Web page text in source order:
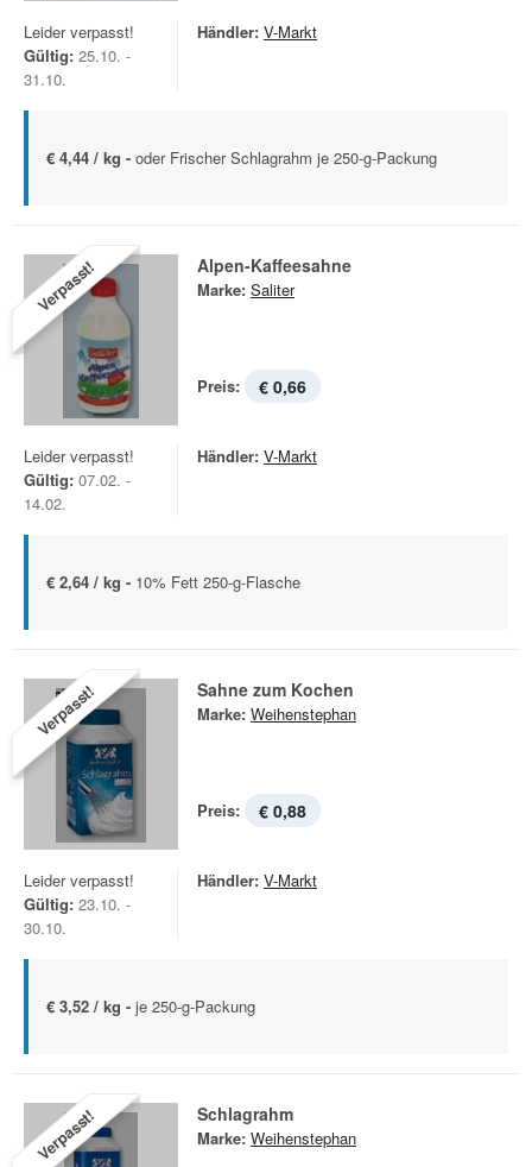
Leider verpasst!
Gültig: 25.10. -
31.10.
Händler: V-Markt
€ 4,44 / kg - oder Frischer Schlagrahm je 250-g-Packung
Verpasst! Alpen-Kaffeesahne
Marke: Saliter
Preis: € 0,66
Leider verpasst!
Gültig: 07.02. -
14.02.
Händler: V-Markt
€ 2,64 / kg - 10% Fett 250-g-Flasche
Verpasst! Sahne zum Kochen
Marke: Weihenstephan
Preis: € 0,88
Leider verpasst!
Gültig: 23.10. -
30.10.
Händler: V-Markt
€ 3,52 / kg - je 250-g-Packung
Verpasst! Schlagrahm
Marke: Weihenstephan